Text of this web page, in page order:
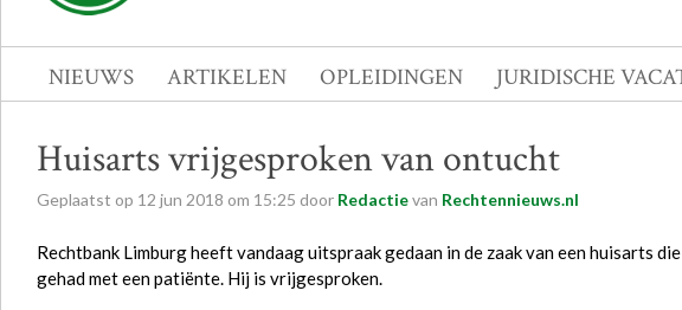
NIEUWS ARTIKELEN OPLEIDINGEN JURIDISCHE
Huisarts vrijgesproken van ontucht
Geplaatst op 12 jun 2018 om 15:25 door Redactievan Rechtennieuws.nl
Rechtbank Limburg heeft vandaag uitspraak gedaan in de zaak van een huisarts
gehad met een patiënte. Hij is vrijgesproken.